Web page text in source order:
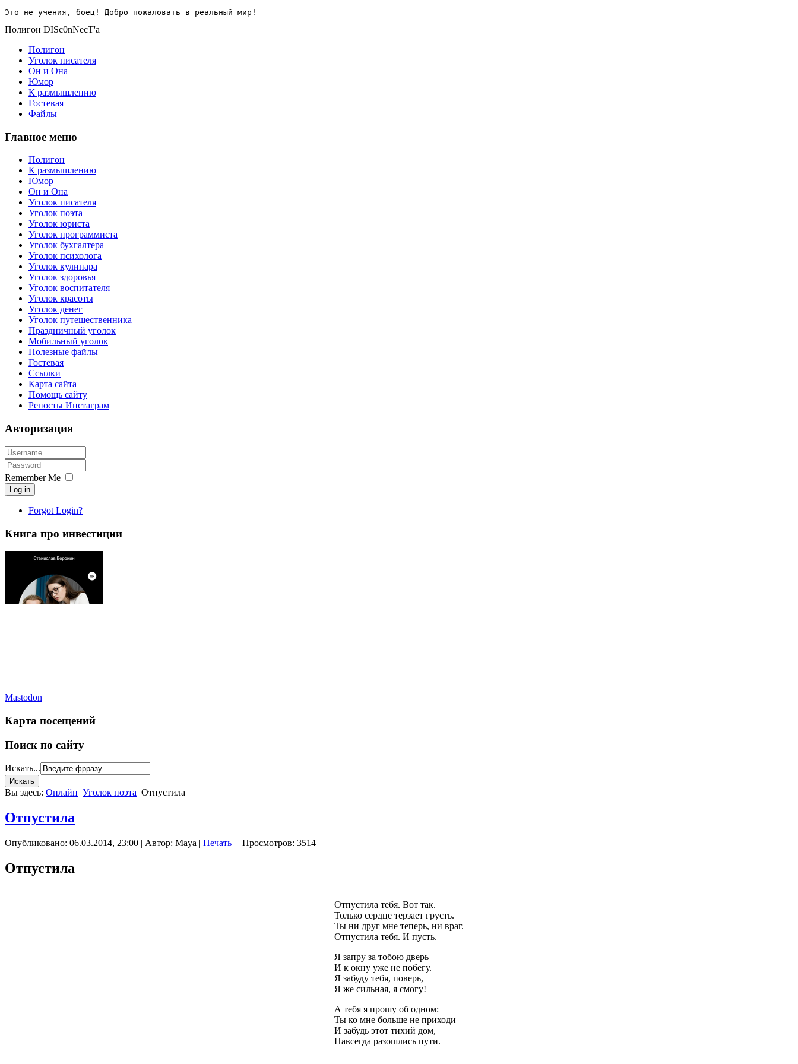
Это не учения, боец! Добро пожаловать в реальный мир!
Полигон DISc0nNecT'a
Полигон
Уголок писателя
Он и Она
Юмор
К размышлению
Гостевая
Файлы
Главное меню
Полигон
К размышлению
Юмор
Он и Она
Уголок писателя
Уголок поэта
Уголок юриста
Уголок программиста
Уголок бухгалтера
Уголок психолога
Уголок кулинара
Уголок здоровья
Уголок воспитателя
Уголок красоты
Уголок денег
Уголок путешественника
Праздничный уголок
Мобильный уголок
Полезные файлы
Гостевая
Ссылки
Карта сайта
Помощь сайту
Репосты Инстаграм
Авторизация
Remember Me
Log in
Forgot Login?
Книга про инвестиции
Mastodon
Карта посещений
Поиск по сайту
Искать...
Вы здесь: Онлайн Уголок поэта Отпустила
Отпустила
Опубликовано: 06.03.2014, 23:00 | Автор: Maya | Печать | | Просмотров: 3514
Отпустила
Отпустила тебя. Вот так.
Только сердце терзает грусть.
Ты ни друг мне теперь, ни враг.
Отпустила тебя. И пусть.
Я запру за тобою дверь
И к окну уже не побегу.
Я забуду тебя, поверь,
Я же сильная, я смогу!
А тебя я прошу об одном:
Ты ко мне больше не приходи
И забудь этот тихий дом,
Навсегда разошлись пути.